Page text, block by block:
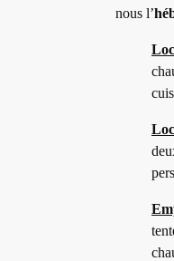
nous l’